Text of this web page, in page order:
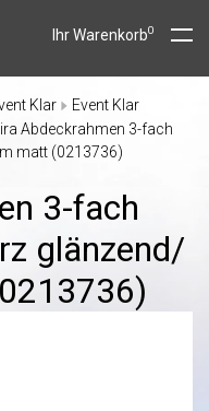
Ihr Warenkorb0
Klar
Event Klar
Abdeckrahmen 3-fach
matt (0213736)
3-fach
glänzend/